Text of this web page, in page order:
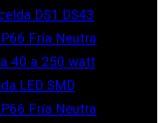
DS1 DS43
Fría Neutra
40 a 250 watt
LED SMD
Fría Neutra